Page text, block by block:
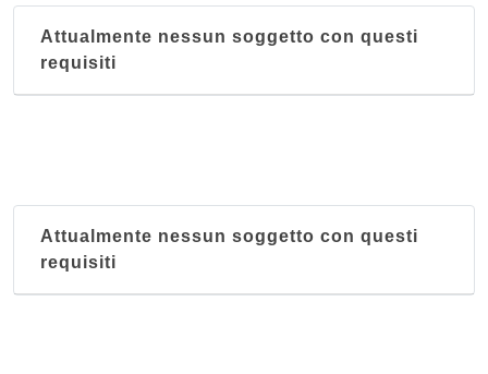
Attualmente nessun soggetto con questi
requisiti
Attualmente nessun soggetto con questi
requisiti